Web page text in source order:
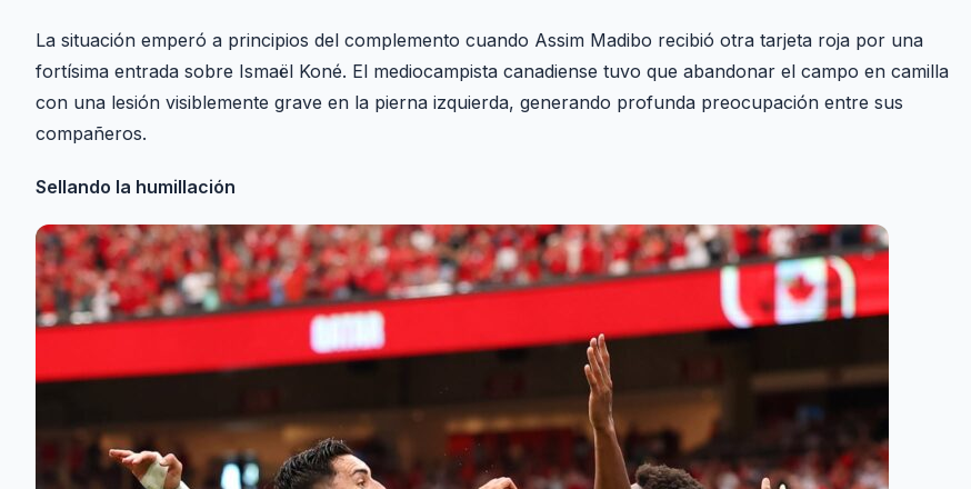
La situación emperó a principios del complemento cuando Assim Madibo recibió otra tarjeta roja por una
fortísima entrada sobre Ismaël Koné. El mediocampista canadiense tuvo que abandonar el campo en camilla
con una lesión visiblemente grave en la pierna izquierda, generando profunda preocupación entre sus
compañeros.
Sellando la humillación